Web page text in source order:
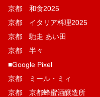
京都 和食2025
京都 イタリア料理2025
京都 馳走 あい田
京都 半々
■Google Pixel
京都 ミール・ミィ
京都 京都蜂蜜酒醸造所